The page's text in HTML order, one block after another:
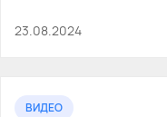
23.08.2024
ВИДЕО